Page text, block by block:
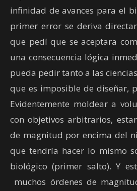
infinidad de avances para el
primer error se deriva
que pedí que se aceptara
una consecuencia lógica
pueda pedir tanto a las
que es imposible de diseñar,
Evidentemente moldear a
con objetivos arbitrarios,
de magnitud por encima del
que tendría hacer lo mismo
biológico (primer salto). Y
muchos órdenes de